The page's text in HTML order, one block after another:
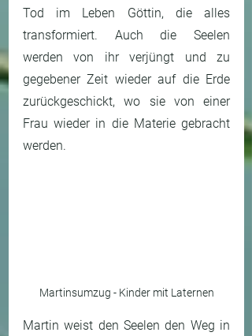
Tod im Leben Göttin, die alles
transformiert. Auch die Seelen
werden von ihr verjüngt und zu
gegebener Zeit wieder auf die Erde
zurückgeschickt, wo sie von einer
Frau wieder in die Materie gebracht
werden.
Martinsumzug - Kinder mit Laternen
Martin weist den Seelen den Weg in